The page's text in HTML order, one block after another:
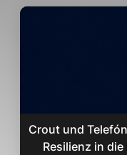
Crout und
Resilienz in